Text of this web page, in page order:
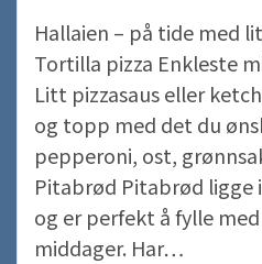
Hallaien – på tide med
Tortilla pizza Enkleste
Litt pizzasaus eller
og topp med det du
pepperoni, ost,
Pitabrød Pitabrød ligge
og er perfekt å fylle
middager. Har…